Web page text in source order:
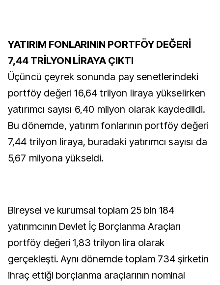
YATIRIM FONLARININ PORTFÖY DEĞERİ
7,44 TRİLYON LİRAYA ÇIKTI
Üçüncü çeyrek sonunda pay senetlerindeki
portföy değeri 16,64 trilyon liraya yükselirken
yatırımcı sayısı 6,40 milyon olarak kaydedildi.
Bu dönemde, yatırım fonlarının portföy değeri
7,44 trilyon liraya, buradaki yatırımcı sayısı da
5,67 milyona yükseldi.
Bireysel ve kurumsal toplam 25 bin 184
yatırımcının Devlet İç Borçlanma Araçları
portföy değeri 1,83 trilyon lira olarak
gerçekleşti. Aynı dönemde toplam 734 şirketin
ihraç ettiği borçlanma araçlarının nominal